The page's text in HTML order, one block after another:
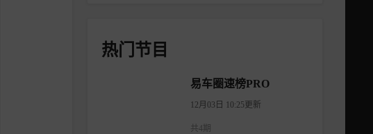
热门节目
易车圈速榜PRO
12月03日 10:25更新
共4期